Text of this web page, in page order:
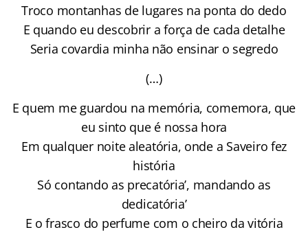
Troco montanhas de lugares na ponta do dedo
E quando eu descobrir a força de cada detalhe
Seria covardia minha não ensinar o segredo
(…)
E quem me guardou na memória, comemora, que
eu sinto que é nossa hora
Em qualquer noite aleatória, onde a Saveiro fez
história
Só contando as precatória’, mandando as
dedicatória’
E o frasco do perfume com o cheiro da vitória